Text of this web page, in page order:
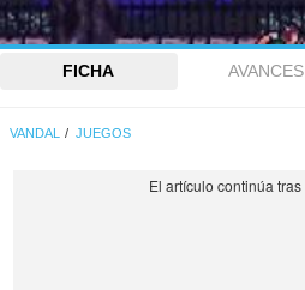
FICHA AVANCES
VANDAL JUEGOS